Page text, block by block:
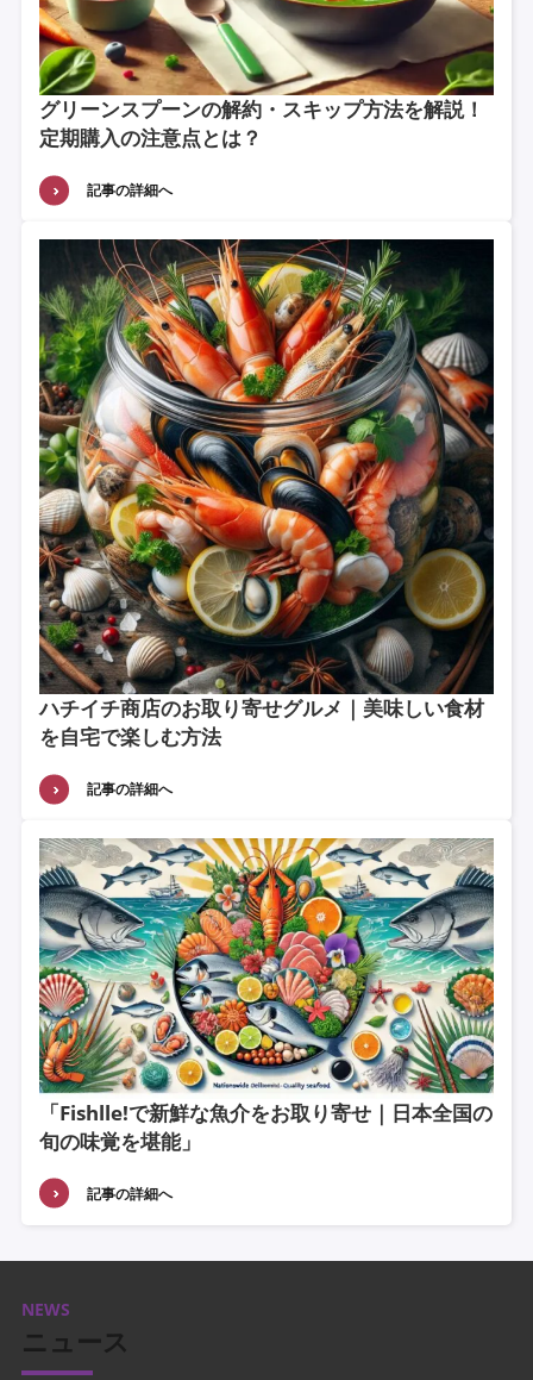
グリーンスプーンの解約・スキップ方法を解説！
定期購入の注意点とは？
記事の詳細へ
ハチイチ商店のお取り寄せグルメ｜美味しい食材
を自宅で楽しむ方法
記事の詳細へ
「Fishlle!で新鮮な魚介をお取り寄せ｜日本全国の
旬の味覚を堪能」
記事の詳細へ
ニュース
NEWS